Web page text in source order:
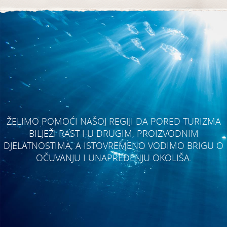
ŽELIMO POMOĆI NAŠOJ REGIJI DA PORED TURIZMA
BILJEŽI RAST I U DRUGIM, PROIZVODNIM
DJELATNOSTIMA, A ISTOVREMENO VODIMO BRIGU O
OČUVANJU I UNAPREĐENJU OKOLIŠA.